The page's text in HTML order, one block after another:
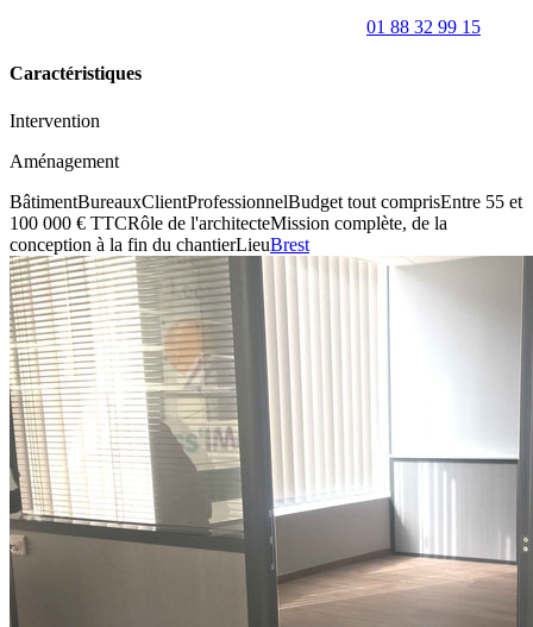
01 88 32 99 15
Caractéristiques
Intervention
Aménagement
BâtimentBureauxClientProfessionnelBudget tout comprisEntre 55 et
100 000 € TTCRôle de l'architecteMission complète, de la
conception à la fin du chantierLieuBrest